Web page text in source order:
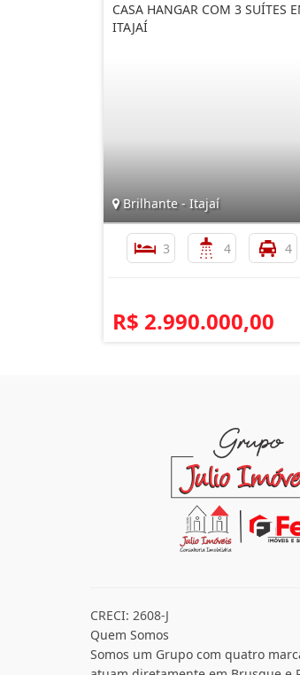
CASA HANGAR COM 3 SUÍTES
ITAJAÍ
Brilhante - Itajaí
3 4 4
R$ 2.990.000,00
CRECI: 2608-J
Quem Somos
Somos um Grupo com quatro